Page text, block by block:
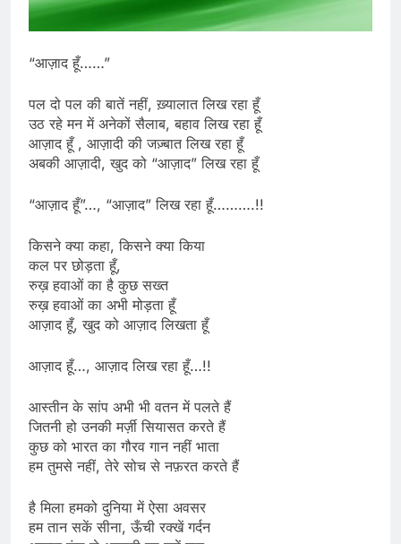
“आज़ाद हूँ……”
पल दो पल की बातें नहीं, ख़्यालात लिख रहा हूँ
उठ रहे मन में अनेकों सैलाब, बहाव लिख रहा हूँ
आज़ाद हूँ , आज़ादी की जज़्बात लिख रहा हूँ
अबकी आज़ादी, खुद को “आज़ाद” लिख रहा हूँ
“आज़ाद हूँ”…, “आज़ाद” लिख रहा हूँ……….!!
किसने क्या कहा, किसने क्या किया
कल पर छोड़ता हूँ,
रुख़ हवाओं का है कुछ सख्त
रुख़ हवाओं का अभी मोड़ता हूँ
आज़ाद हूँ, खुद को आज़ाद लिखता हूँ
आज़ाद हूँ…, आज़ाद लिख रहा हूँ…!!
आस्तीन के सांप अभी भी वतन में पलते हैं
जितनी हो उनकी मर्ज़ी सियासत करते हैं
कुछ को भारत का गौरव गान नहीं भाता
हम तुमसे नहीं, तेरे सोच से नफ़रत करते हैं
है मिला हमको दुनिया में ऐसा अवसर
हम तान सकें सीना, ऊँची रक्खें गर्दन